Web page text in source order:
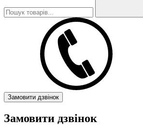
Замовити дзвінок
Замовити дзвінок